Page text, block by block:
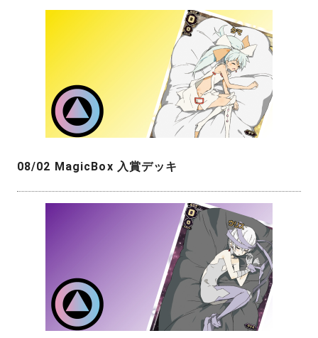
08/02 MagicBox 入賞デッキ